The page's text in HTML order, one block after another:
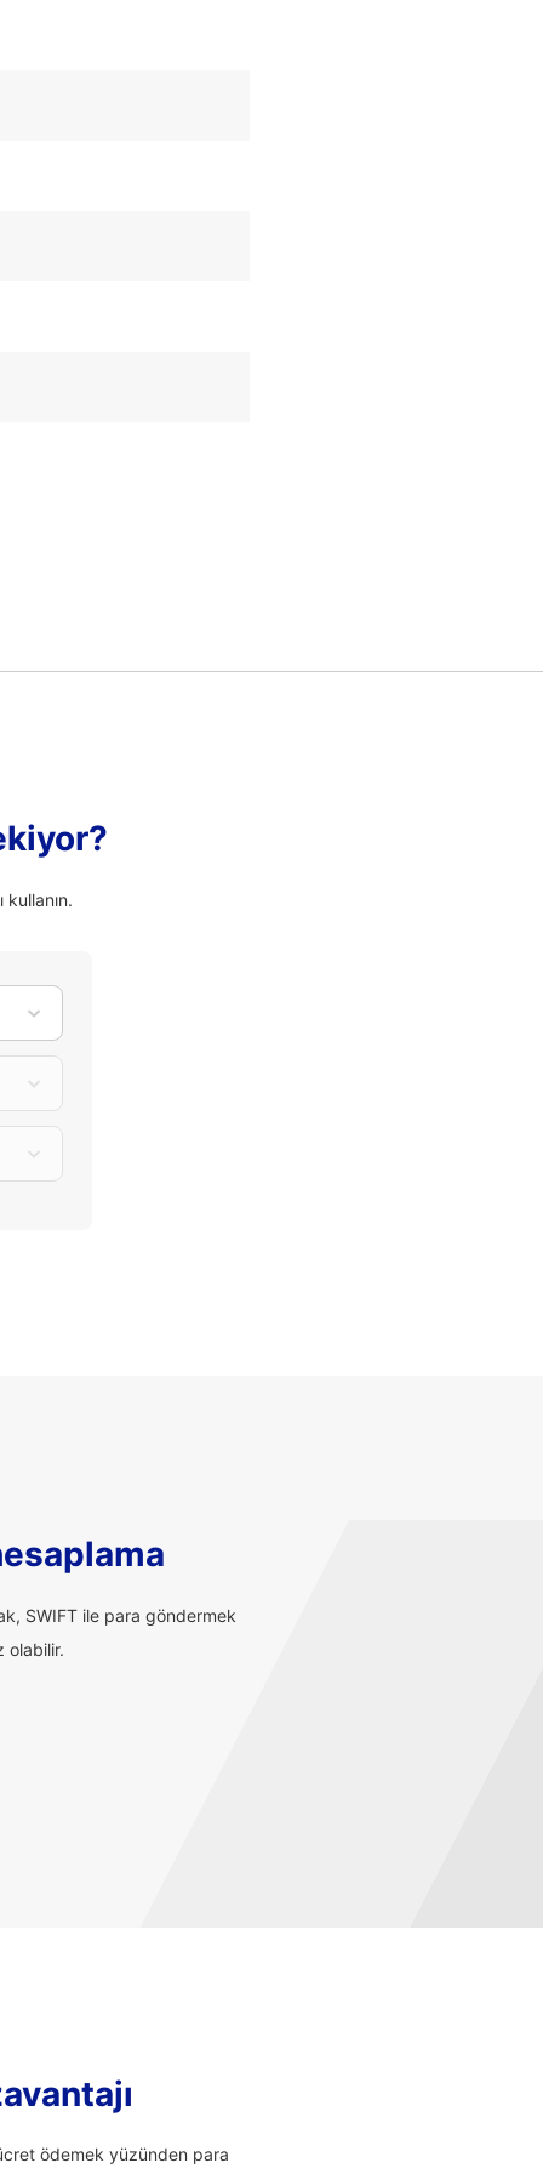
kullanın.
SWIFT ile para göndermek
olabilir.
ödemek yüzünden para